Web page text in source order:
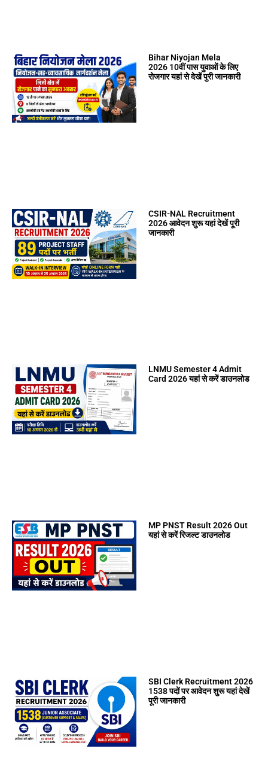
Bihar Niyojan Mela
2026 10वीं पास युवाओं के लिए
रोजगार यहां से देखें पुरी जानकारी
CSIR-NAL Recruitment
2026 आवेदन शुरू यहां देखें पूरी
जानकारी
LNMU Semester 4 Admit
Card 2026 यहां से करें डाउनलोड
MP PNST Result 2026 Out
यहां से करें रिजल्ट डाउनलोड
SBI Clerk Recruitment 2026
1538 पदों पर आवेदन शुरू यहां देखें
पूरी जानकारी